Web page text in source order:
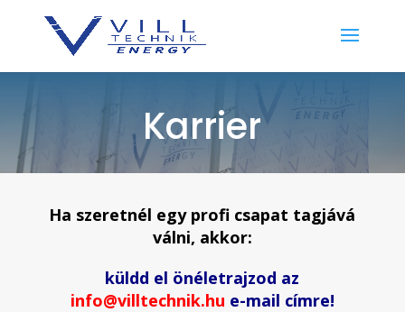
Karrier
Ha szeretnél egy profi csapat tagjává
válni, akkor:
küldd el önéletrajzod az
info@villtechnik.hu e-mail címre!